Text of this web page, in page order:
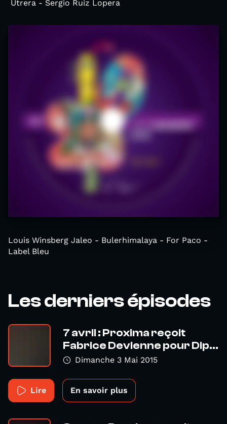
Utrera - Sergio Ruiz Lopera
Louis Winsberg Jaleo - Bulerhimalaya - For Paco -
Label Bleu
Les derniers épisodes
7 avril : Proxima reçoit
Fabrice Devienne pour Dip...
Dimanche 3 Mai 2015
Lire En savoir plus